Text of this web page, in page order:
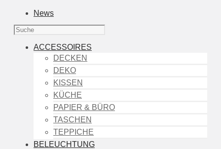
News
ACCESSOIRES
DECKEN
DEKO
KISSEN
KÜCHE
PAPIER & BÜRO
TASCHEN
TEPPICHE
BELEUCHTUNG